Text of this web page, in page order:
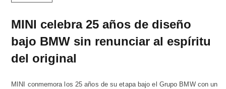
MINI celebra 25 años de diseño
bajo BMW sin renunciar al espíritu
del original
MINI conmemora los 25 años de su etapa bajo el Grupo BMW con un